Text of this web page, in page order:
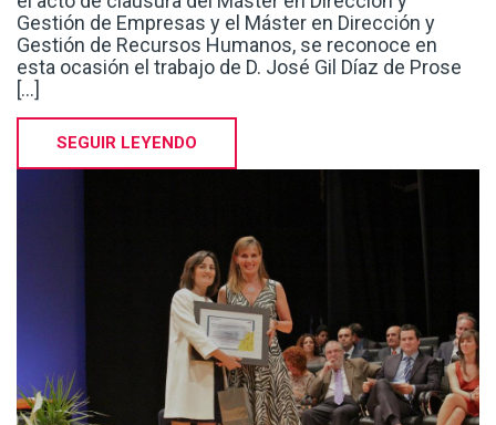
[...]
SEGUIR LEYENDO